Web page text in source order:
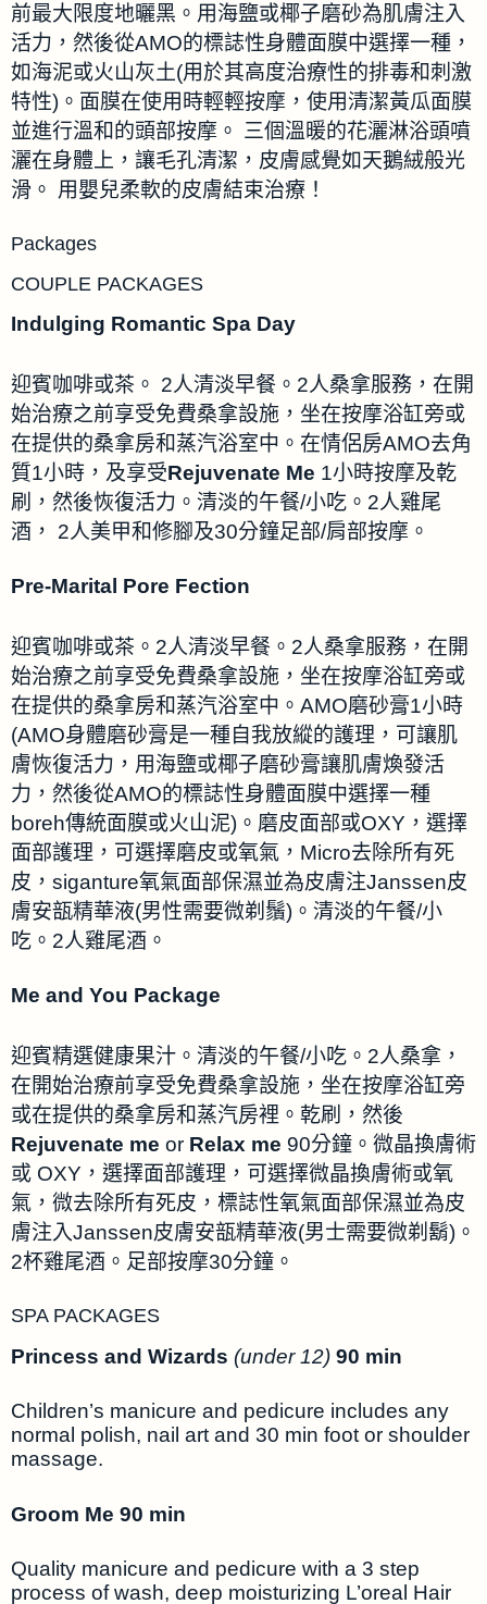
前最大限度地曬黑。用海鹽或椰子磨砂為肌膚注入
活力，然後從AMO的標誌性身體面膜中選擇一種，
如海泥或火山灰土(用於其高度治療性的排毒和刺激
特性)。面膜在使用時輕輕按摩，使用清潔黃瓜面膜
並進行溫和的頭部按摩。 三個溫暖的花灑淋浴頭噴
灑在身體上，讓毛孔清潔，皮膚感覺如天鵝絨般光
滑。 用嬰兒柔軟的皮膚結束治療！
Packages
COUPLE PACKAGES
Indulging Romantic Spa Day
迎賓咖啡或茶。 2人清淡早餐。2人桑拿服務，在開
始治療之前享受免費桑拿設施，坐在按摩浴缸旁或
在提供的桑拿房和蒸汽浴室中。在情侶房AMO去角
質1小時，及享受Rejuvenate Me 1小時按摩及乾
刷，然後恢復活力。清淡的午餐/小吃。2人雞尾
酒， 2人美甲和修腳及30分鐘足部/肩部按摩。
Pre-Marital Pore Fection
迎賓咖啡或茶。2人清淡早餐。2人桑拿服務，在開
始治療之前享受免費桑拿設施，坐在按摩浴缸旁或
在提供的桑拿房和蒸汽浴室中。AMO磨砂膏1小時
(AMO身體磨砂膏是一種自我放縱的護理，可讓肌
膚恢復活力，用海鹽或椰子磨砂膏讓肌膚煥發活
力，然後從AMO的標誌性身體面膜中選擇一種
boreh傳統面膜或火山泥)。磨皮面部或OXY，選擇
面部護理，可選擇磨皮或氧氣，Micro去除所有死
皮，siganture氧氣面部保濕並為皮膚注Janssen皮
膚安瓿精華液(男性需要微剃鬚)。清淡的午餐/小
吃。2人雞尾酒。
Me and You Package
迎賓精選健康果汁。清淡的午餐/小吃。2人桑拿，
在開始治療前享受免費桑拿設施，坐在按摩浴缸旁
或在提供的桑拿房和蒸汽房裡。乾刷，然後
Rejuvenate me or Relax me 90分鐘。微晶換膚術
或 OXY，選擇面部護理，可選擇微晶換膚術或氧
氣，微去除所有死皮，標誌性氧氣面部保濕並為皮
膚注入Janssen皮膚安瓿精華液(男士需要微剃鬍)。
2杯雞尾酒。足部按摩30分鐘。
SPA PACKAGES
Princess and Wizards (under 12) 90 min
Children’s manicure and pedicure includes any
normal polish, nail art and 30 min foot or shoulder
massage.
Groom Me 90 min
Quality manicure and pedicure with a 3 step
process of wash, deep moisturizing L’oreal Hair